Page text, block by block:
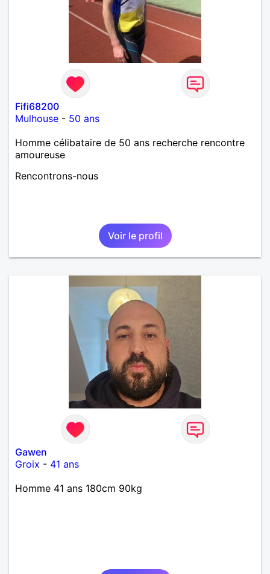
Fifi68200
Mulhouse - 50 ans
Homme célibataire de 50 ans recherche rencontre
amoureuse
Rencontrons-nous
Voir le profil
Gawen
Groix - 41 ans
Homme 41 ans 180cm 90kg